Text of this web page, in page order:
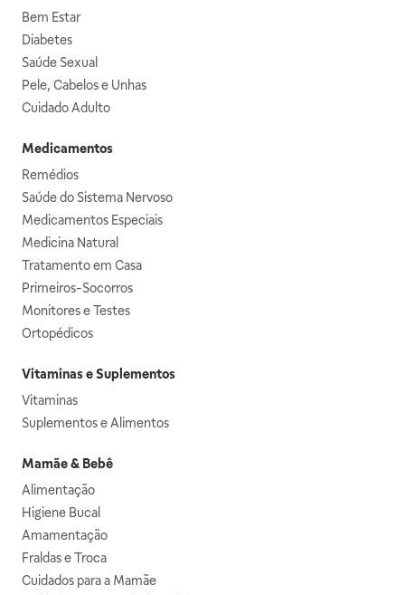
Bem Estar
Diabetes
Saúde Sexual
Pele, Cabelos e Unhas
Cuidado Adulto
Medicamentos
Remédios
Saúde do Sistema Nervoso
Medicamentos Especiais
Medicina Natural
Tratamento em Casa
Primeiros-Socorros
Monitores e Testes
Ortopédicos
Vitaminas e Suplementos
Vitaminas
Suplementos e Alimentos
Mamãe & Bebê
Alimentação
Higiene Bucal
Amamentação
Fraldas e Troca
Cuidados para a Mamãe